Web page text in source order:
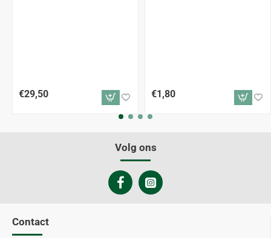
€29,50 €1,80
Volg ons
Contact